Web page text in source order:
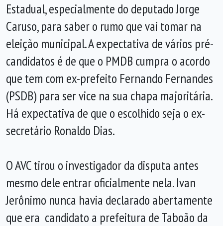
Estadual, especialmente do deputado Jorge
Caruso, para saber o rumo que vai tomar na
eleição municipal. A expectativa de vários pré-
candidatos é de que o PMDB cumpra o acordo
que tem com ex-prefeito Fernando Fernandes
(PSDB) para ser vice na sua chapa majoritária.
Há expectativa de que o escolhido seja o ex-
secretário Ronaldo Dias.
O AVC tirou o investigador da disputa antes
mesmo dele entrar oficialmente nela. Ivan
Jerônimo nunca havia declarado abertamente
que era candidato a prefeitura de Taboão da